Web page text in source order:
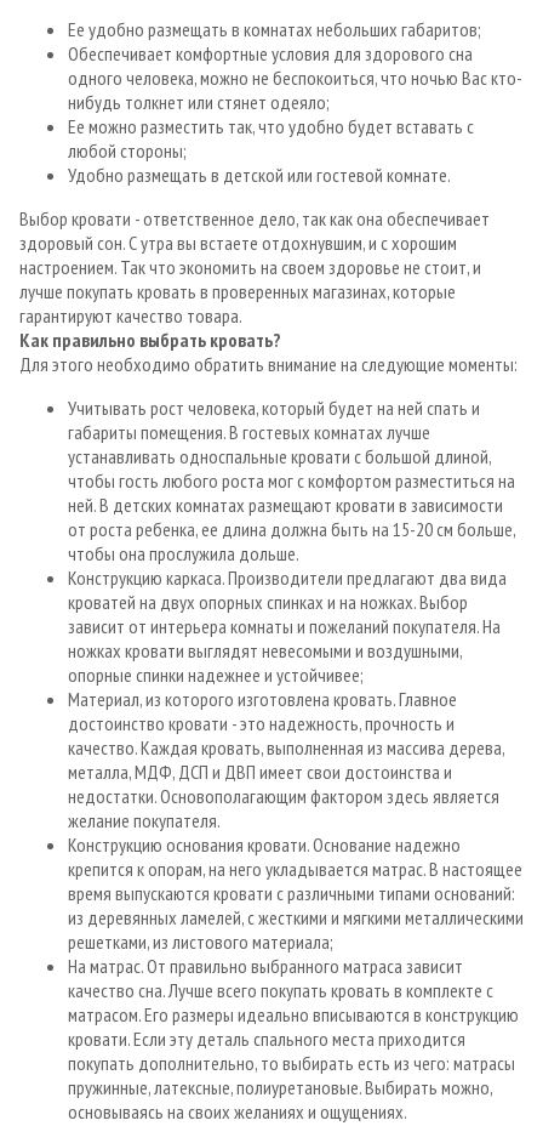
Ее удобно размещать в комнатах небольших габаритов;
Обеспечивает комфортные условия для здорового сна
одного человека, можно не беспокоиться, что ночью Вас кто-
нибудь толкнет или стянет одеяло;
Ее можно разместить так, что удобно будет вставать с
любой стороны;
Удобно размещать в детской или гостевой комнате.
Выбор кровати - ответственное дело, так как она обеспечивает
здоровый сон. С утра вы встаете отдохнувшим, и с хорошим
настроением. Так что экономить на своем здоровье не стоит, и
лучше покупать кровать в проверенных магазинах, которые
гарантируют качество товара.
Как правильно выбрать кровать?
Для этого необходимо обратить внимание на следующие моменты:
Учитывать рост человека, который будет на ней спать и
габариты помещения. В гостевых комнатах лучше
устанавливать односпальные кровати с большой длиной,
чтобы гость любого роста мог с комфортом разместиться на
ней. В детских комнатах размещают кровати в зависимости
от роста ребенка, ее длина должна быть на 15-20 см больше,
чтобы она прослужила дольше.
Конструкцию каркаса. Производители предлагают два вида
кроватей на двух опорных спинках и на ножках. Выбор
зависит от интерьера комнаты и пожеланий покупателя. На
ножках кровати выглядят невесомыми и воздушными,
опорные спинки надежнее и устойчивее;
Материал, из которого изготовлена кровать. Главное
достоинство кровати - это надежность, прочность и
качество. Каждая кровать, выполненная из массива дерева,
металла, МДФ, ДСП и ДВП имеет свои достоинства и
недостатки. Основополагающим фактором здесь является
желание покупателя.
Конструкцию основания кровати. Основание надежно
крепится к опорам, на него укладывается матрас. В настоящее
время выпускаются кровати с различными типами оснований:
из деревянных ламелей, с жесткими и мягкими металлическими
решетками, из листового материала;
На матрас. От правильно выбранного матраса зависит
качество сна. Лучше всего покупать кровать в комплекте с
матрасом. Его размеры идеально вписываются в конструкцию
кровати. Если эту деталь спального места приходится
покупать дополнительно, то выбирать есть из чего: матрасы
пружинные, латексные, полиуретановые. Выбирать можно,
основываясь на своих желаниях и ощущениях.